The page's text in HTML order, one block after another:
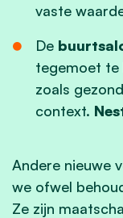
vaste
De
tegemoet te
zoals
context.
Andere nieuwe
we ofwel
Ze zijn